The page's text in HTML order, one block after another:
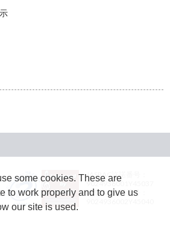
JASRAC許諾番号：
9024936001Y45037
JASRAC許諾番号：
some cookies. These are
to work properly and to give us
our site is used.